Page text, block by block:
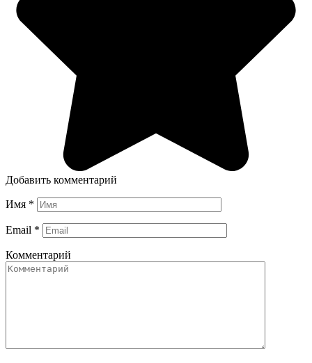
Добавить комментарий
Имя *
Email *
Комментарий